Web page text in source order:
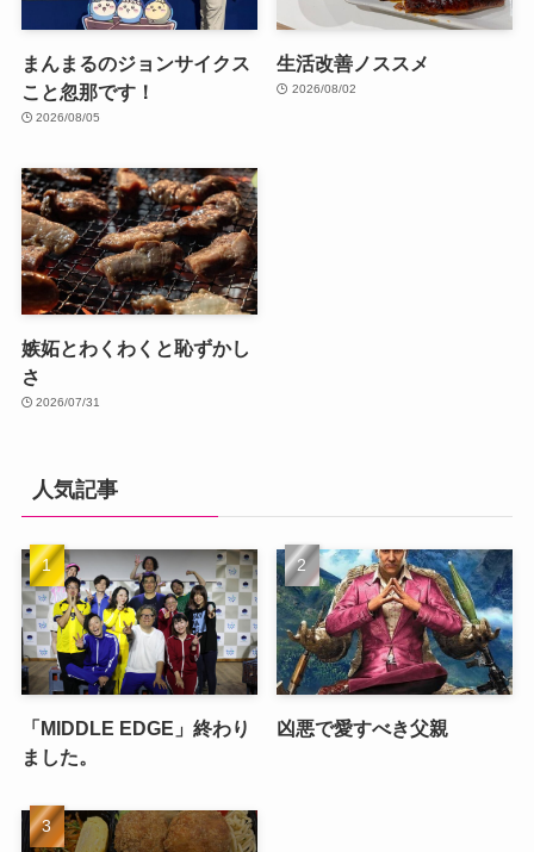
まんまるのジョンサイクス
こと忽那です！
2026/08/05
生活改善ノススメ
2026/08/02
嫉妬とわくわくと恥ずかし
さ
2026/07/31
人気記事
「MIDDLE EDGE」終わり
ました。
凶悪で愛すべき父親